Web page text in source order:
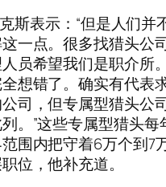
斯表示：“但是人们并
一点。很多找猎头公
员希望我们是职介所。
想错了。确实有代表
司，但专属型猎头公
。”这些专属型猎头每
围内把守着6万个到7
位，他补充道。